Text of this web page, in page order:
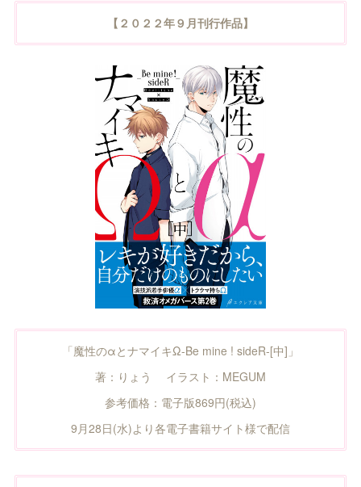
【２０２２年９月刊行作品】
「魔性のαとナマイキΩ-Be mine ! sideR-[中]」
著：りょう イラスト：MEGUM
参考価格：電子版869円(税込)
9月28日(水)より各電子書籍サイト様で配信